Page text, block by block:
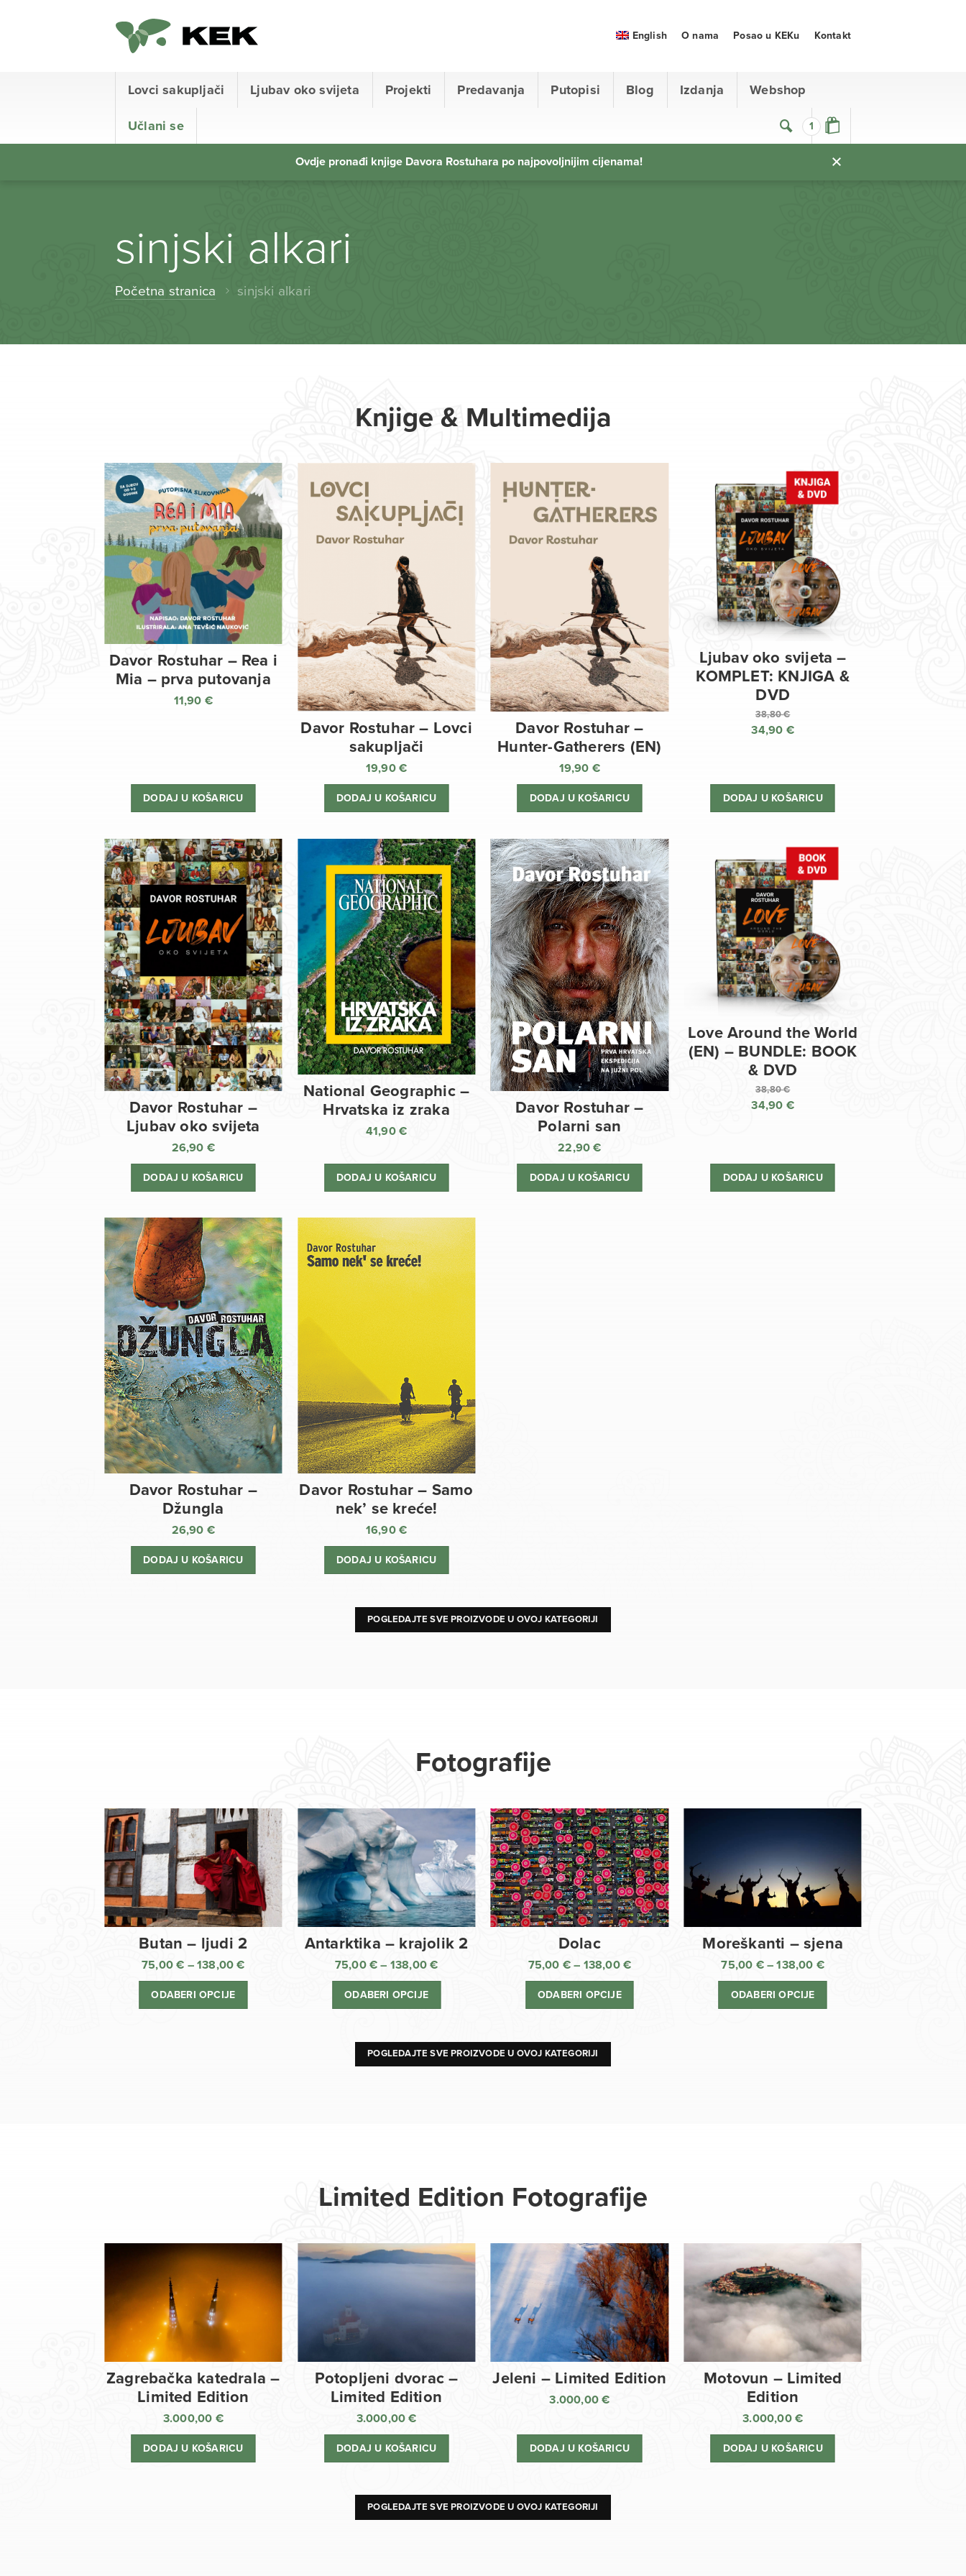
1
Lovci sakupljači Ljubav oko svijeta Projekti Predavanja Putopisi Blog Izdanja Webshop
Učlani se
English O nama Posao u KEKu Kontakt
Ovdje pronađi knjige Davora Rostuhara po najpovoljnijim cijenama!
sinjski alkari
Početna stranica sinjski alkari
Knjige & Multimedija
Davor Rostuhar – Rea i
Mia – prva putovanja
11,90 €
DODAJ U KOŠARICU
Davor Rostuhar – Lovci
sakupljači
19,90€
DODAJ U KOŠARICU
Davor Rostuhar –
Hunter-Gatherers (EN)
19,90 €
DODAJ U KOŠARICU
Ljubav oko svijeta –
KOMPLET: KNJIGA &
DVD
38,80€
Izvorna
je:
38,80 €.
34,90 €
je:
34,90 €.
DODAJ U KOŠARICU
Davor Rostuhar –
Ljubav oko svijeta
26,90 €
DODAJ U KOŠARICU
National Geographic –
Hrvatska iz zraka
41,90€
DODAJ U KOŠARICU
Davor Rostuhar –
Polarni san
22,90€
DODAJ U KOŠARICU
Love Around the World
(EN) – BUNDLE: BOOK
& DVD
38,80€
Izvorna
je:
38,80 €.
34,90 €
je:
34,90 €.
DODAJ U KOŠARICU
Davor Rostuhar –
Džungla
26,90 €
DODAJ U KOŠARICU
Davor Rostuhar – Samo
nek’ se kreće!
16,90€
DODAJ U KOŠARICU
POGLEDAJTE SVE PROIZVODE U OVOJ KATEGORIJI
Fotografije
Butan – ljudi 2
75,00€ – 138,00€
ODABERI OPCIJE
Antarktika – krajolik 2
75,00 € – 138,00€
138,00 €
ODABERI OPCIJE
Dolac
75,00 € – 138,00 €
cijena:
ODABERI OPCIJE
Moreškanti – sjena
75,00 € – 138,00 €Raspon
cijena:
ODABERI OPCIJE
POGLEDAJTE SVE PROIZVODE U OVOJ KATEGORIJI
Limited Edition Fotografije
Zagrebačka katedrala –
Limited Edition
3.000,00 €
DODAJ U KOŠARICU
Potopljeni dvorac –
Limited Edition
3.000,00€
DODAJ U KOŠARICU
Jeleni – Limited Edition
3.000,00€
DODAJ U KOŠARICU
Motovun – Limited
Edition
3.000,00 €
DODAJ U KOŠARICU
POGLEDAJTE SVE PROIZVODE U OVOJ KATEGORIJI